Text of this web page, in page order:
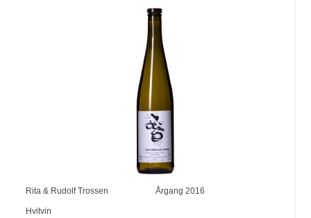
Rita & Rudolf Trossen Årgang 2016
Hvitvin